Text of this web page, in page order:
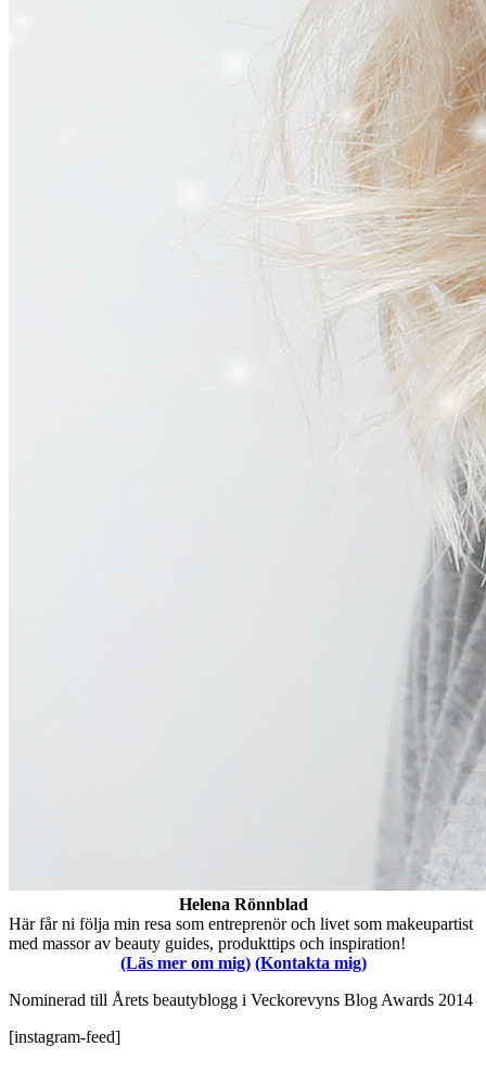
Helena Rönnblad
Här får ni följa min resa som entreprenör och livet som makeupartist
med massor av beauty guides, produkttips och inspiration!
(Läs mer om mig) (Kontakta mig)
Nominerad till Årets beautyblogg i Veckorevyns Blog Awards 2014
[instagram-feed]